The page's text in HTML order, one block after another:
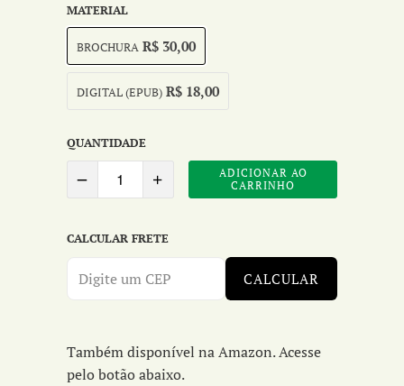
MATERIAL
BROCHURA R$ 30,00
DIGITAL (EPUB) R$ 18,00
QUANTIDADE
ADICIONAR AO
CARRINHO
CALCULAR FRETE
CALCULAR
Também disponível na Amazon. Acesse
pelo botão abaixo.